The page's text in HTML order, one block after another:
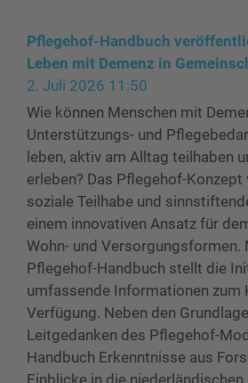
Pflegehof-Handbuch
Leben mit Demenz in
2. Juli 2026 11:50
Wie können Menschen mit
Unterstützungs- und
leben, aktiv am Alltag teilhaben
erleben? Das Pflegehof-Konzept
soziale Teilhabe und
einem innovativen Ansatz für
Wohn- und Versorgungsformen.
Pflegehof-Handbuch stellt die
umfassende Informationen zum
Verfügung. Neben den
Leitgedanken des Pflegehof-
Handbuch Erkenntnisse aus
Einblicke in die niederländischen